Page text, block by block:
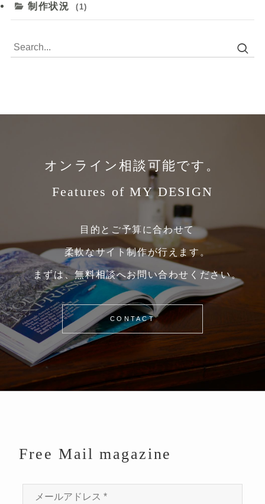
制作状況 (1)
オンライン相談可能です。
Features of MY DESIGN
目的とご予算に合わせて
柔軟なサイト制作が行えます。
まずは、無料相談へお問い合わせください。
CONTACT
Free Mail magazine